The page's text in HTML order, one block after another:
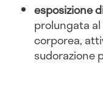
esposizione
prolungata
corporea,
sudorazione